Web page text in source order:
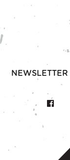
NEWSLETTER